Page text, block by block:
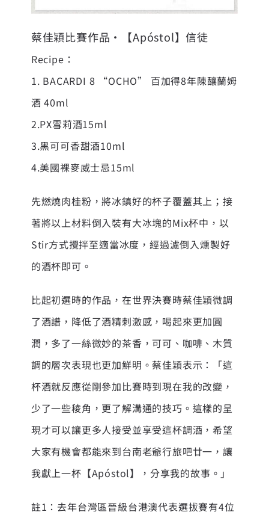
蔡佳穎比賽作品•【Apóstol】信徒
Recipe：
1. BACARDI 8 “OCHO” 百加得8年陳釀蘭姆
酒 40ml
2.PX雪莉酒15ml
3.黑可可香甜酒10ml
4.美國裸麥威士忌15ml
先燃燒肉桂粉，將冰鎮好的杯子覆蓋其上；接
著將以上材料倒入裝有大冰塊的Mix杯中，以
Stir方式攪拌至適當冰度，經過濾倒入燻製好
的酒杯即可。
比起初選時的作品，在世界決賽時蔡佳穎微調
了酒譜，降低了酒精刺激感，喝起來更加圓
潤，多了一絲微妙的茶香，可可、咖啡、木質
調的層次表現也更加鮮明。蔡佳穎表示：「這
杯酒就反應從剛參加比賽時到現在我的改變，
少了一些稜角，更了解溝通的技巧。這樣的呈
現才可以讓更多人接受並享受這杯調酒，希望
大家有機會都能來到台南老爺行旅吧廿一，讓
我獻上一杯【Apóstol】，分享我的故事。」
註1：去年台灣區晉級台港澳代表選拔賽有4位